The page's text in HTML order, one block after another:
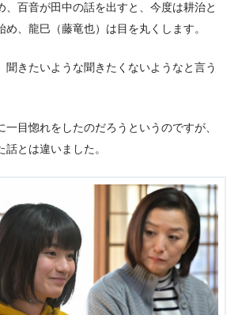
、百音が田中の話を出すと、今度は耕治と
め、龍巳（藤竜也）は目を丸くします。
聞きたいような聞きたくないようなと言う
一目惚れをしたのだろうというのですが、
とは違いました。